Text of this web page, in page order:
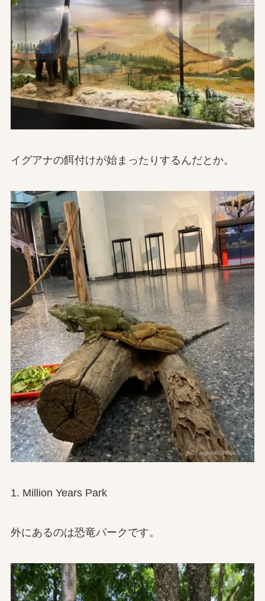
イグアナの餌付けが始まったりするんだとか。
1. Million Years Park
外にあるのは恐竜パークです。